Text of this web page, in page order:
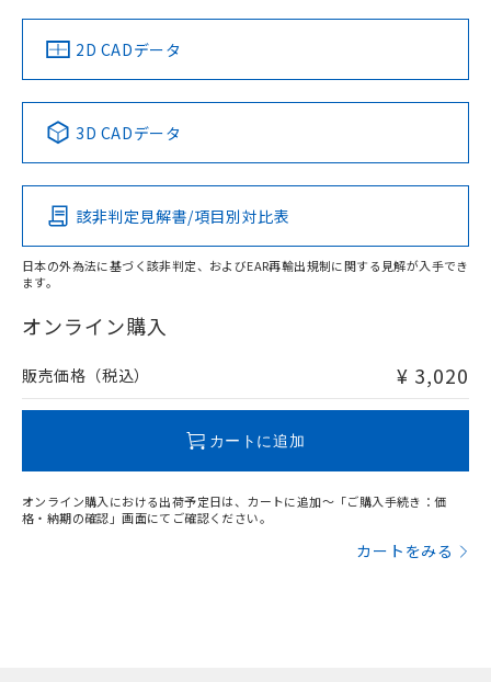
中国 RoHS 注意事項・凡例
Pb Hg Cd Cr(VI)
O
在庫等で未対応品が混在する可能性があります。
問い合わせください。
2D CADデータ
3D CADデータ
該非判定見解書/項目別対比表
日本の外為法に基づく該非判定、およびEAR再輸出規制に関する見解が入手でき
ます。
オンライン購入
販売価格（税込） ¥ 3,020
カートに追加
オンライン購入における出荷予定日は、カートに追加～「ご購入手続き：価
格・納期の確認」画面にてご確認ください。
カートをみる